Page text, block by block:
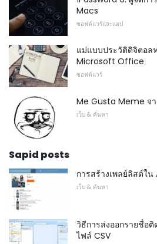
Macs
ซอฟต์แวร์และแอป
แม่แบบประวัติดิจิตอล
Microsoft Office
ซอฟต์แวร์
Me Gusta Meme จ
เว็บ & ค้นหา
Sapid posts
การสร้างเพลย์ลิสต์ใ
เว็บ & ค้นหา
วิธีการส่งออกรายชื่อ
ไฟล์ CSV